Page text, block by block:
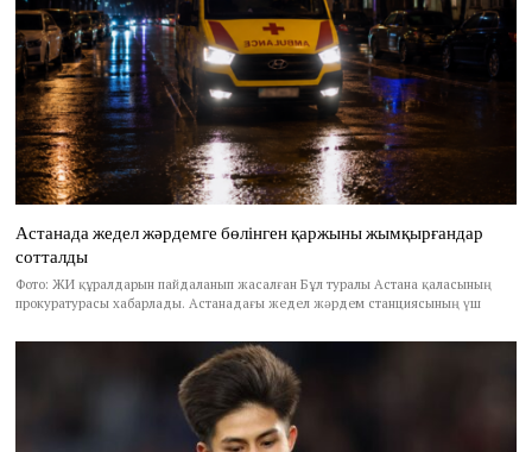
Астанада жедел жәрдемге бөлінген қаржыны жымқырғандар
сотталды
Фото: ЖИ құралдарын пайдаланып жасалған Бұл туралы Астана қаласының
прокуратурасы хабарлады. Астанадағы жедел жәрдем станциясының үш